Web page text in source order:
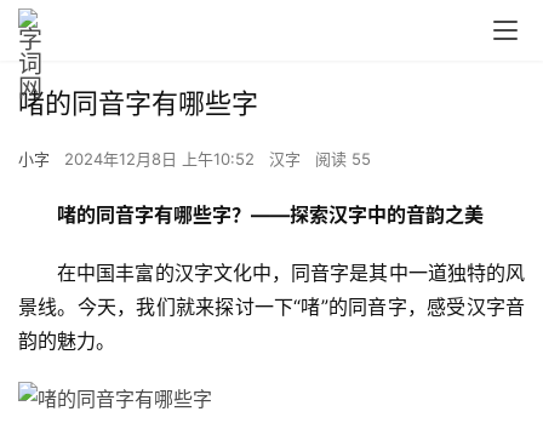
啫的同音字有哪些字
小字 2024年12月8日 上午10:52 汉字 阅读 55
啫的同音字有哪些字？——探索汉字中的音韵之美
在中国丰富的汉字文化中，同音字是其中一道独特的风
景线。今天，我们就来探讨一下“啫”的同音字，感受汉字音
韵的魅力。